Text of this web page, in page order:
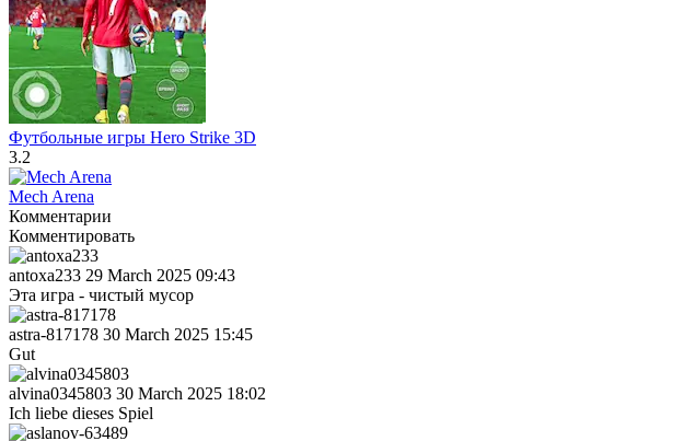
Футбольные игры Hero Strike 3D
3.2
Mech Arena
Комментарии
Комментировать
antoxa233 29 March 2025 09:43
Эта игра - чистый мусор
astra-817178 30 March 2025 15:45
Gut
alvina0345803 30 March 2025 18:02
Ich liebe dieses Spiel